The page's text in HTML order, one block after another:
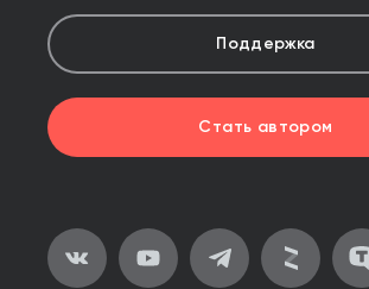
Поддержка
Стать автором